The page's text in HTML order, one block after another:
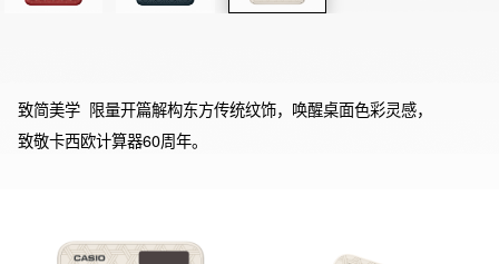
致简美学  限量开篇解构东方传统纹饰，唤醒桌面色彩灵感，
致敬卡西欧计算器60周年。